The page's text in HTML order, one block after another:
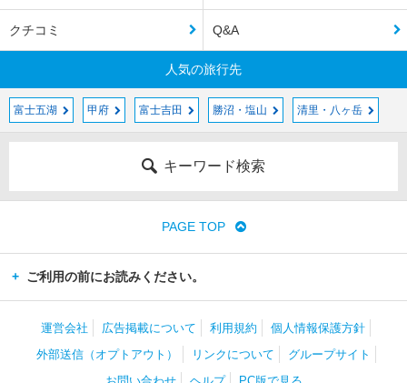
クチコミ Q&A
人気の旅行先
富士五湖 甲府 富士吉田 勝沼・塩山 清里・八ヶ岳
キーワード検索
PAGE TOP
ご利用の前にお読みください。
運営会社 広告掲載について 利用規約
個人情報保護方針
外部送信（オプトアウト）
リンクについて
グループサイト